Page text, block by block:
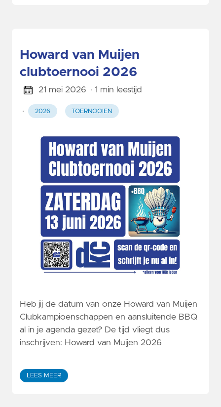
Howard van Muijen
clubtoernooi 2026
21 mei 2026 · 1 min leestijd
· 2026 TOERNOOIEN
Heb jij de datum van onze Howard van Muijen
Clubkampioenschappen en aansluitende BBQ
al in je agenda gezet? De tijd vliegt dus
inschrijven: Howard van Muijen 2026
LEES MEER